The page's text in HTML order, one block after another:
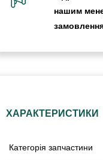
нашим
ХАРАКТЕРИСТИКИ
Категорія запчастини